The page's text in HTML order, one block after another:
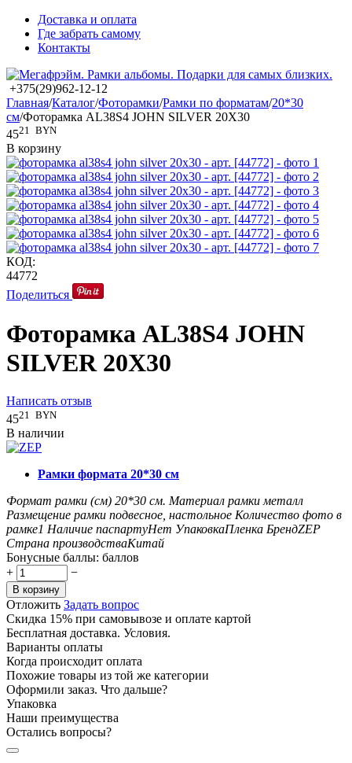
Доставка и оплата
Где забрать самому
Контакты
+375(29)962-12-12
Главная/Каталог/Фоторамки/Рамки по форматам/20*30
см/Фоторамка AL38S4 JOHN SILVER 20X30
4521 BYN
В корзину
КОД:
44772
Поделиться
Фоторамка AL38S4 JOHN
SILVER 20X30
Написать отзыв
4521 BYN
В наличии
Рамки формата 20*30 см
Формат рамки (см) 20*30 см. Материал рамки металл
Размещение рамки подвесное, настольное Количество фото в
рамке1 Наличие паспартуНет УпаковкаПленка БрендZEP
Страна производстваКитай
Бонусные баллы: баллов
+
−
В корзину
Отложить Задать вопрос
Скидка 15% при самовывозе и оплате картой
Бесплатная доставка. Условия.
Варианты оплаты
Когда происходит оплата
Похожие товары из той же категории
Оформили заказ. Что дальше?
Упаковка
Наши преимущества
Остались вопросы?